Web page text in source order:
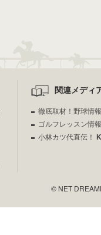
関連メディ
徹底取材！野球情
ゴルフレッスン情
小林カツ代直伝！
© NET